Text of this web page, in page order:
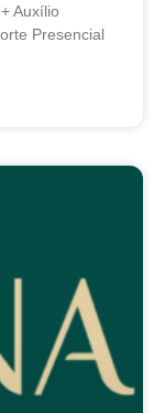
Auxílio
Presencial